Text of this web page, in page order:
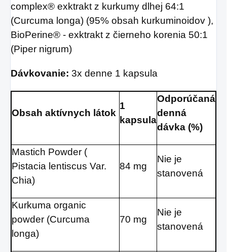
complex® exktrakt z kurkumy dlhej 64:1
(Curcuma longa) (95% obsah kurkuminoidov ),
BioPerine® - exktrakt z čierneho korenia 50:1
(Piper nigrum)
Dávkovanie: 3x denne 1 kapsula
Obsah aktívnych látok
1
kapsula
Odporúčaná
denná
dávka (%)
Mastich Powder (
Pistacia lentiscus Var.
Chia)
84 mg
Nie je
stanovená
Kurkuma organic
powder (Curcuma
longa)
70 mg
Nie je
stanovená